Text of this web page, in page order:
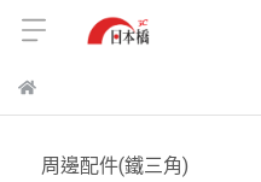
周邊配件(鐵三角)